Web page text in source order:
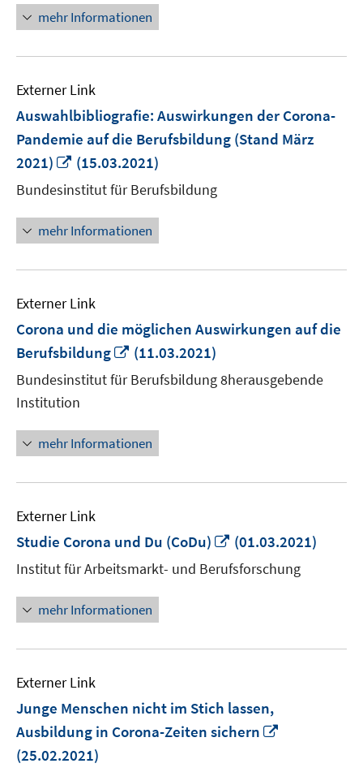
mehr Informationen
Externer Link
Auswahlbibliografie: Auswirkungen der Corona-
Pandemie auf die Berufsbildung (Stand März
2021)
In
neuem
Fenster
öffnen
(15.03.2021)
Bundesinstitut für Berufsbildung
mehr Informationen
Externer Link
Corona und die möglichen Auswirkungen auf die
Berufsbildung
In
neuem
Fenster
(11.03.2021)
Bundesinstitut für Berufsbildung 8herausgebende
Institution
mehr Informationen
Externer Link
Studie Corona und Du (CoDu)
In
neuem
Fenster
(01.03.2021)
Institut für Arbeitsmarkt- und Berufsforschung
mehr Informationen
Externer Link
Junge Menschen nicht im Stich lassen,
Ausbildung in Corona-Zeiten sichern
(25.02.2021)